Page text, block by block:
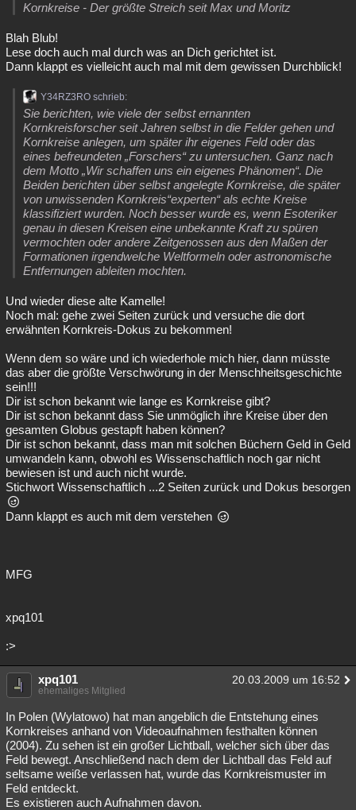
Kornkreise - Der größte Streich seit Max und Moritz
Blah Blub!
Lese doch auch mal durch was an Dich gerichtet ist.
Dann klappt es vielleicht auch mal mit dem gewissen Durchblick!
Y34RZ3RO schrieb:
Sie berichten, wie viele der selbst ernannten
Kornkreisforscher seit Jahren selbst in die Felder gehen und
Kornkreise anlegen, um später ihr eigenes Feld oder das
eines befreundeten „Forschers“ zu untersuchen. Ganz nach
dem Motto „Wir schaffen uns ein eigenes Phänomen“. Die
Beiden berichten über selbst angelegte Kornkreise, die später
von unwissenden Kornkreis“experten“ als echte Kreise
klassifiziert wurden. Noch besser wurde es, wenn Esoteriker
genau in diesen Kreisen eine unbekannte Kraft zu spüren
vermochten oder andere Zeitgenossen aus den Maßen der
Formationen irgendwelche Weltformeln oder astronomische
Entfernungen ableiten mochten.
Und wieder diese alte Kamelle!
Noch mal: gehe zwei Seiten zurück und versuche die dort
erwähnten Kornkreis-Dokus zu bekommen!
Wenn dem so wäre und ich wiederhole mich hier, dann müsste
das aber die größte Verschwörung in der Menschheitsgeschichte
sein!!!
Dir ist schon bekannt wie lange es Kornkreise gibt?
Dir ist schon bekannt dass Sie unmöglich ihre Kreise über den
gesamten Globus gestapft haben können?
Dir ist schon bekannt, dass man mit solchen Büchern Geld in Geld
umwandeln kann, obwohl es Wissenschaftlich noch gar nicht
bewiesen ist und auch nicht wurde.
Stichwort Wissenschaftlich ...2 Seiten zurück und Dokus besorgen
Dann klappt es auch mit dem verstehen
MFG
xpq101
:>
xpq101 20.03.2009 um 16:52
ehemaliges Mitglied
In Polen (Wylatowo) hat man angeblich die Entstehung eines
Kornkreises anhand von Videoaufnahmen festhalten können
(2004). Zu sehen ist ein großer Lichtball, welcher sich über das
Feld bewegt. Anschließend nach dem der Lichtball das Feld auf
seltsame weiße verlassen hat, wurde das Kornkreismuster im
Feld entdeckt.
Es existieren auch Aufnahmen davon.